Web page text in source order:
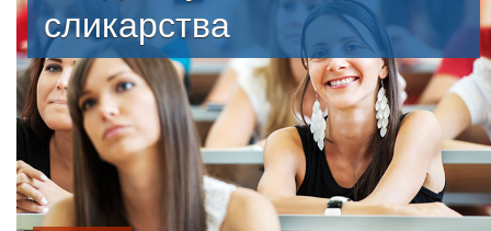
сликарства